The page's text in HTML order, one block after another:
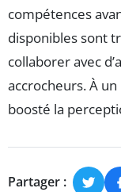
compétences
disponibles sont
collaborer avec
accrocheurs. À
boosté la
Partager :